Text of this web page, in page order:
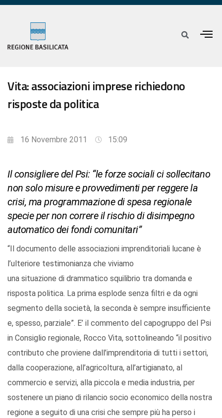
Vita: associazioni imprese richiedono
risposte da politica
16 Novembre 2011 15:09
Il consigliere del Psi: “le forze sociali ci sollecitano
non solo misure e provvedimenti per reggere la
crisi, ma programmazione di spesa regionale
specie per non correre il rischio di disimpegno
automatico dei fondi comunitari”
“Il documento delle associazioni imprenditoriali lucane è
l’ulteriore testimonianza che viviamo
una situazione di drammatico squilibrio tra domanda e
risposta politica. La prima esplode senza filtri e da ogni
segmento della società, la seconda è sempre insufficiente
e, spesso, parziale”. E’ il commento del capogruppo del Psi
in Consiglio regionale, Rocco Vita, sottolineando “il positivo
contributo che proviene dall’imprenditoria di tutti i settori,
dalla cooperazione, all’agricoltura, all’artigianato, al
commercio e servizi, alla piccola e media industria, per
sostenere un piano di rilancio socio economico della nostra
regione a seguito di una crisi che sempre più ha perso i